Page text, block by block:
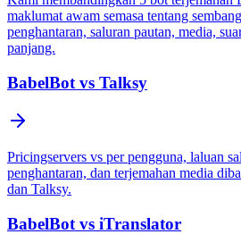
maklumat awam semasa tentang
penghantaran, saluran pautan, media,
panjang.
BabelBot vs Talksy
Pricingservers vs per pengguna, laluan
penghantaran, dan terjemahan media
dan Talksy.
BabelBot vs iTranslator